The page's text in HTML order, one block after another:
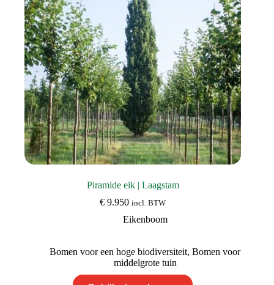
op
de
productpagina
Piramide eik | Laagstam
€ 9.950 incl. BTW
Eikenboom
Bomen voor een hoge biodiversiteit,Bomen voor
middelgrote tuin